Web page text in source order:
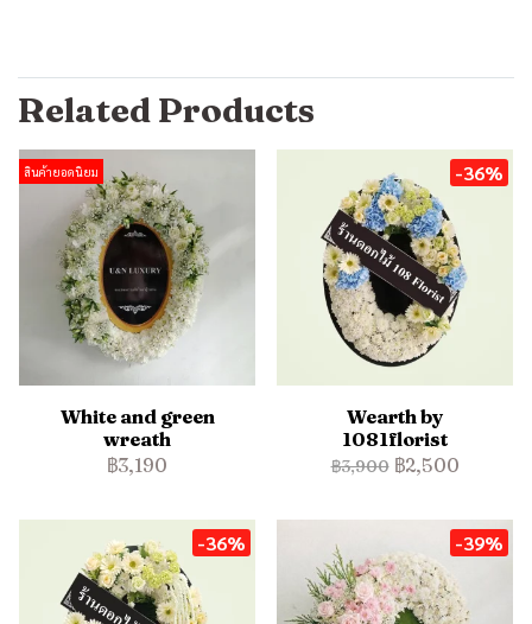
Related Products
สินค้ายอดนิยม
White and green
wreath
฿3,190
-36%
Wearth by
1081florist
฿3,900 ฿2,500
-36% -39%